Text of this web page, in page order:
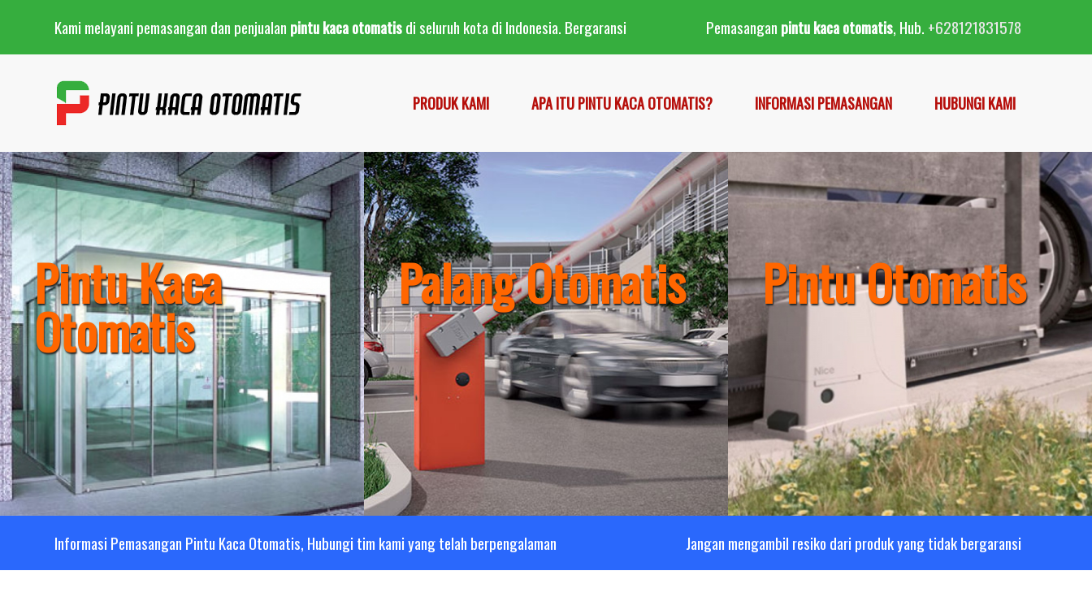
Kami melayani pemasangan dan penjualan pintu kaca otomatisdi seluruh kota di Indonesia. Bergaransi Pemasangan pintu kaca otomatis, Hub. +628121831578
PRODUK KAMI APA ITU PINTU KACA OTOMATIS? INFORMASI PEMASANGAN HUBUNGI KAMI
Pintu Kaca
Otomatis
Palang Otomatis Pintu Otomatis
Informasi Pemasangan Pintu Kaca Otomatis, Hubungi tim kami yang telah berpengalaman Jangan mengambil resiko dari produk yang tidak bergaransi